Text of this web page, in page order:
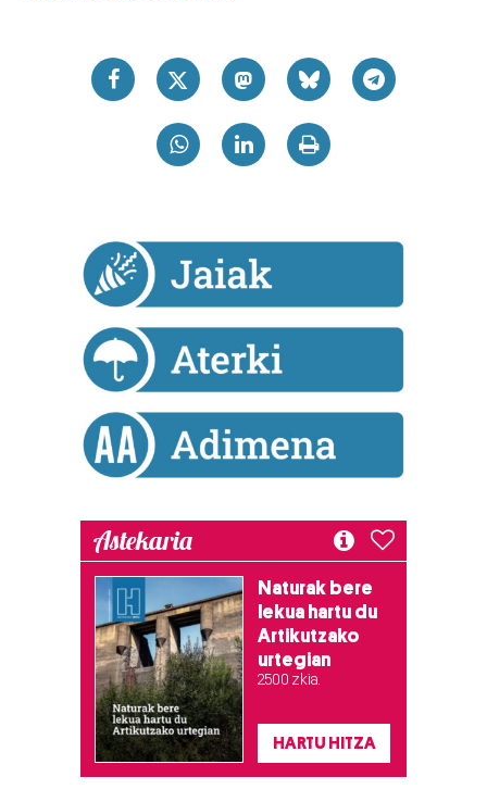
Astekaria
Naturak bere
lekua hartu du
Artikutzako
urtegian
2.500 zkia.
HARTU HITZA